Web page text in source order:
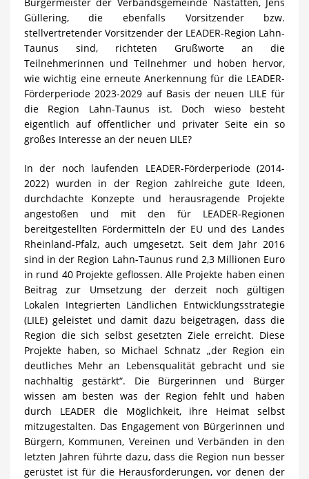
Güllering, die ebenfalls Vorsitzender bzw.
stellvertretender Vorsitzender der LEADER-Region Lahn-
Taunus sind, richteten Grußworte an die
Teilnehmerinnen und Teilnehmer und hoben hervor,
wie wichtig eine erneute Anerkennung für die LEADER-
Förderperiode 2023-2029 auf Basis der neuen LILE für
die Region Lahn-Taunus ist. Doch wieso besteht
eigentlich auf öffentlicher und privater Seite ein so
großes Interesse an der neuen LILE?
In der noch laufenden LEADER-Förderperiode (2014-
2022) wurden in der Region zahlreiche gute Ideen,
durchdachte Konzepte und herausragende Projekte
angestoßen und mit den für LEADER-Regionen
bereitgestellten Fördermitteln der EU und des Landes
Rheinland-Pfalz, auch umgesetzt. Seit dem Jahr 2016
sind in der Region Lahn-Taunus rund 2,3 Millionen Euro
in rund 40 Projekte geflossen. Alle Projekte haben einen
Beitrag zur Umsetzung der derzeit noch gültigen
Lokalen Integrierten Ländlichen Entwicklungsstrategie
(LILE) geleistet und damit dazu beigetragen, dass die
Region die sich selbst gesetzten Ziele erreicht. Diese
Projekte haben, so Michael Schnatz „der Region ein
deutliches Mehr an Lebensqualität gebracht und sie
nachhaltig gestärkt“. Die Bürgerinnen und Bürger
wissen am besten was der Region fehlt und haben
durch LEADER die Möglichkeit, ihre Heimat selbst
mitzugestalten. Das Engagement von Bürgerinnen und
Bürgern, Kommunen, Vereinen und Verbänden in den
letzten Jahren führte dazu, dass die Region nun besser
gerüstet ist für die Herausforderungen, vor denen der